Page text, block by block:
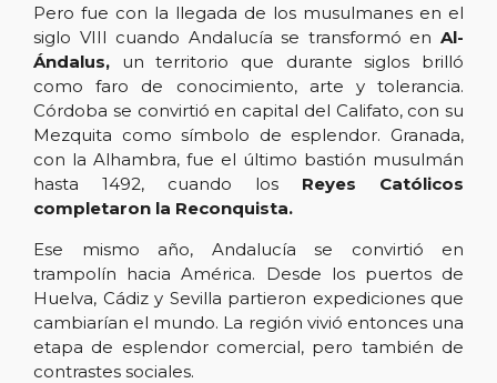
Pero fue con la llegada de los musulmanes en el
siglo VIII cuando Andalucía se transformó en Al-
Ándalus, un territorio que durante siglos brilló
como faro de conocimiento, arte y tolerancia.
Córdoba se convirtió en capital del Califato, con su
Mezquita como símbolo de esplendor. Granada,
con la Alhambra, fue el último bastión musulmán
hasta 1492, cuando los Reyes Católicos
completaron la Reconquista.
Ese mismo año, Andalucía se convirtió en
trampolín hacia América. Desde los puertos de
Huelva, Cádiz y Sevilla partieron expediciones que
cambiarían el mundo. La región vivió entonces una
etapa de esplendor comercial, pero también de
contrastes sociales.